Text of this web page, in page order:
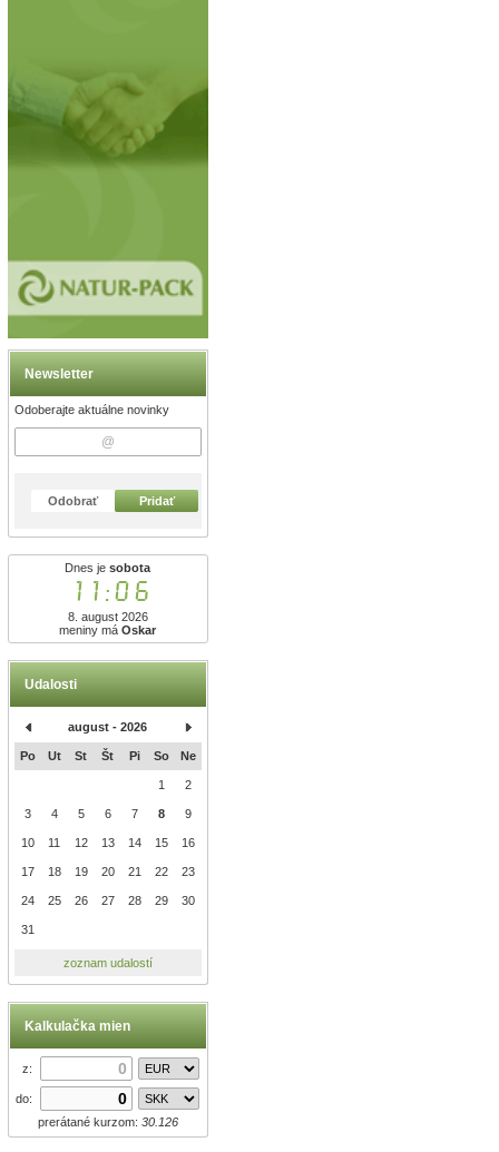
Newsletter
Odoberajte aktuálne novinky
Odobrať Pridať
Dnes jesobota
11:06
8. august 2026
meniny máOskar
Udalosti
august - 2026
Po Ut St Št Pi So Ne
1 2
3 4 5 6 7 8 9
10 11 12 13 14 15 16
17 18 19 20 21 22 23
24 25 26 27 28 29 30
31
zoznam udalostí
Kalkulačka mien
z:
do:
prerátané kurzom: 30.126